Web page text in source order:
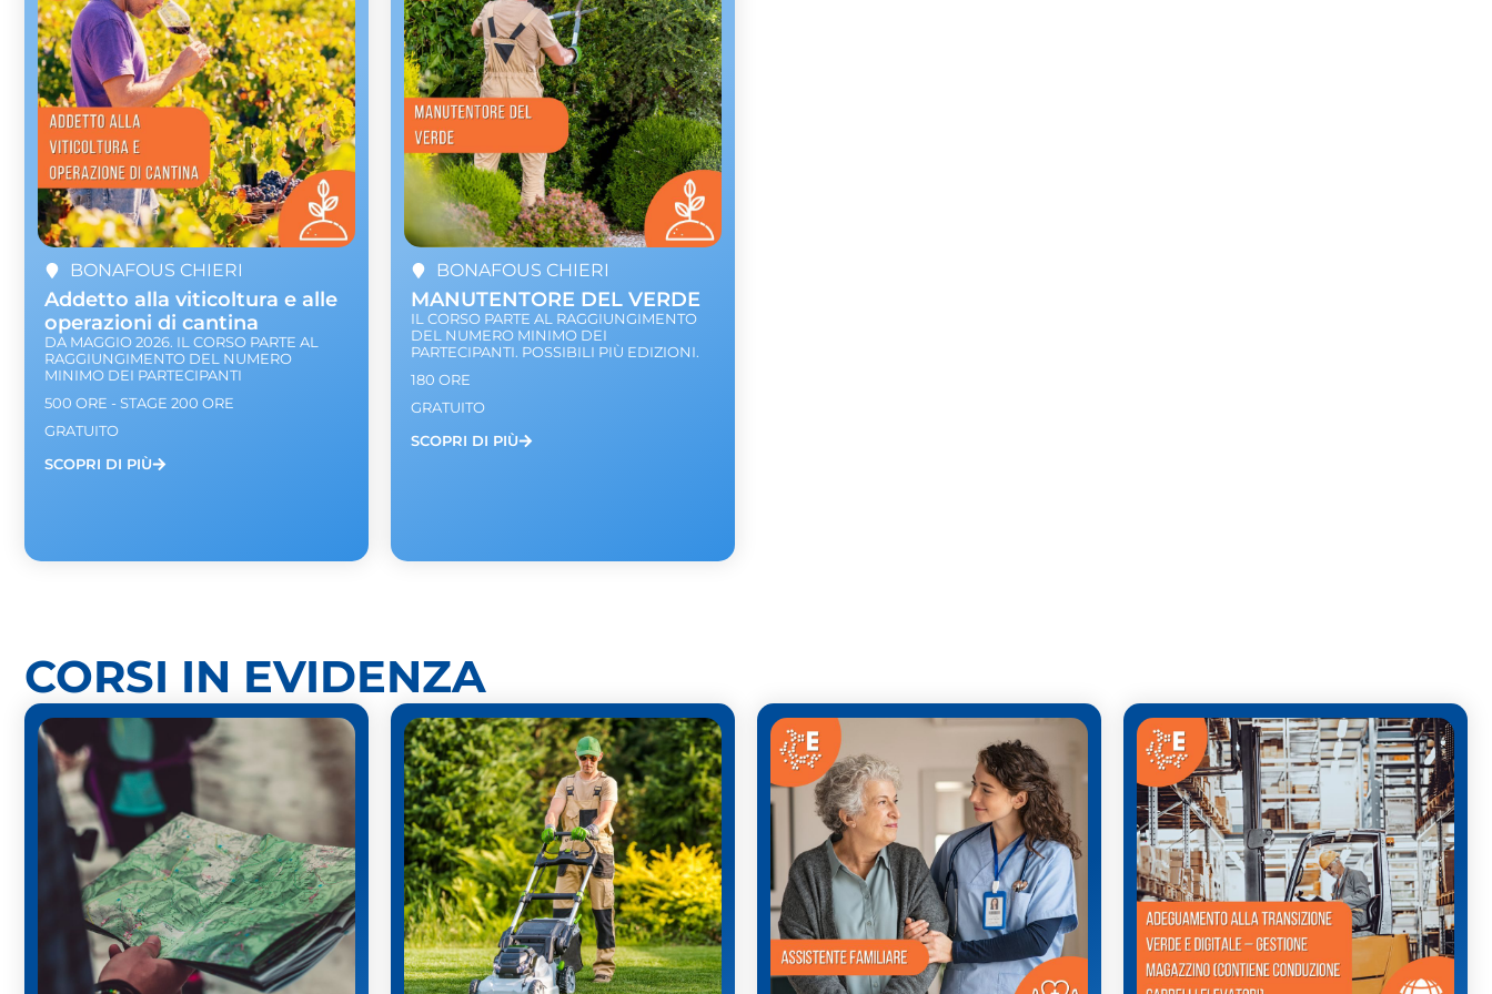
BONAFOUS CHIERI
Addetto alla viticoltura e alle
operazioni di cantina
DA MAGGIO 2026. IL CORSO PARTE AL
RAGGIUNGIMENTO DEL NUMERO
MINIMO DEI PARTECIPANTI
500 ORE - STAGE 200 ORE
GRATUITO
SCOPRI DI PIÙ
BONAFOUS CHIERI
MANUTENTORE DEL VERDE
IL CORSO PARTE AL RAGGIUNGIMENTO
DEL NUMERO MINIMO DEI
PARTECIPANTI. POSSIBILI PIÙ EDIZIONI.
180 ORE
GRATUITO
SCOPRI DI PIÙ
CORSI IN EVIDENZA